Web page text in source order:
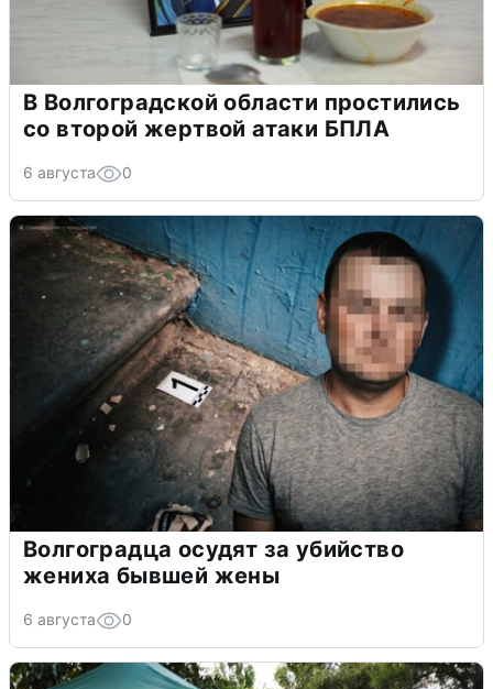
В Волгоградской области простились
со второй жертвой атаки БПЛА
6 августа 0
Волгоградца осудят за убийство
жениха бывшей жены
6 августа 0